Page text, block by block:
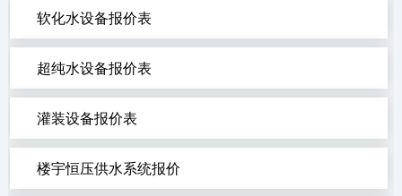
软化水设备报价表
超纯水设备报价表
灌装设备报价表
楼宇恒压供水系统报价